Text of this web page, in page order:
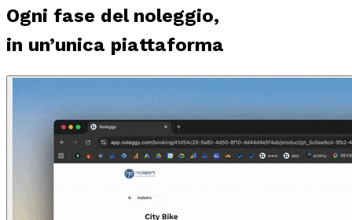
Ogni fase del noleggio,
in un’unica piattaforma